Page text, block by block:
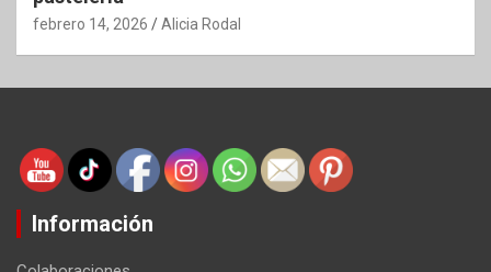
febrero 14, 2026 Alicia Rodal
Información